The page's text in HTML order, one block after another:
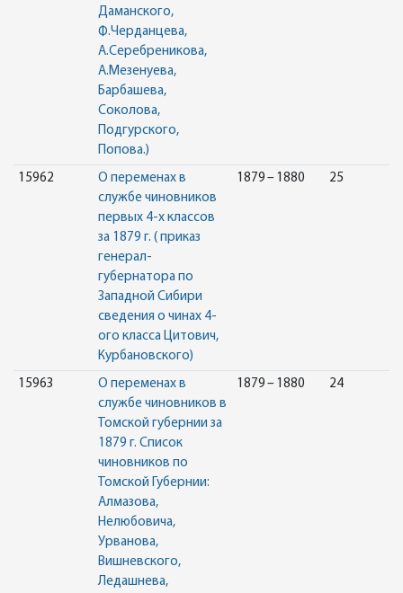
Даманского,
Ф.Черданцева,
А.Серебреникова,
А.Мезенуева,
Барбашева,
Соколова,
Подгурского,
Попова.)
15962
О переменах в
службе чиновников
первых 4-х классов
за 1879 г. ( приказ
генерал-
губернатора по
Западной Сибири
сведения о чинах 4-
ого класса Цитович,
Курбановского)
1879 – 1880 25
15963
О переменах в
службе чиновников в
Томской губернии за
1879 г. Список
чиновников по
Томской Губернии:
Алмазова,
Нелюбовича,
Урванова,
Вишневского,
Ледашнева,
1879 – 1880 24